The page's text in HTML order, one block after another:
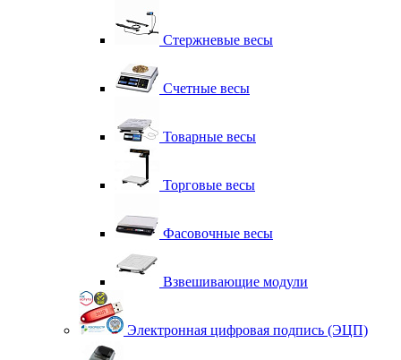
Стержневые весы
Счетные весы
Товарные весы
Торговые весы
Фасовочные весы
Взвешивающие модули
Электронная цифровая подпись (ЭЦП)